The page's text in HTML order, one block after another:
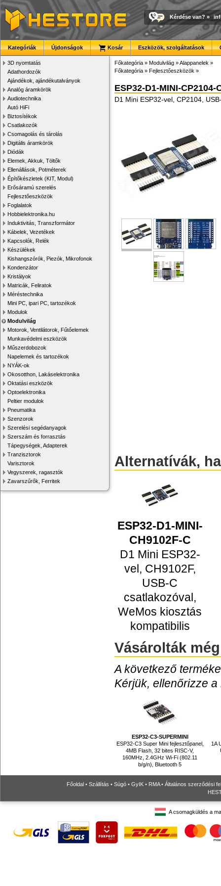
Kérdése van? »
Kategóriák Újdonságok Kosár Eszközök, szolgáltatások
3D nyomtatás
Adathordozók
Ajándékok, ajándékutalványok
Analóg áramkörök
Audiotechnika
Autó HiFi
Biztosítékok
Csatlakozók
Csomagolás és tárolás
Digitális áramkörök
Diódák
Elemek, Akkuk, Töltők
Ellenállások, Potméterek
Építőkészletek (KIT, Modul)
Erősáramú szerelés
Fejlesztőeszközök
Foglalatok
Hobbielektronika.hu
Induktivitás, Transzformátor
Kábelek, Vezetékek
Kapcsolók, Relék
Készülékek
Kishangszórók, Piezók, Mikrofonok
Kondenzátor
Kristályok
Matricák, Feliratok
Méréstechnika
Mini PC, ipari PC, tartozékok
Modulok
Modulvilág
Motorok, Ventilátorok, Fűtőelemek
Munkavédelmi eszközök
Műszerdobozok
Napelemek és tartozékok
NYÁK-ok
Okosotthon, Lakáselektronika
Oktatási eszközök
Optoelektronika
Peltier modulok
Pneumatika
Szenzorok
Szerelési segédanyagok
Szerszám és forrasztás
Tápegységek, Adapterek
Tranzisztorok
Varisztorok
Vegyszerek, ragasztók
Zavarszűrők, Ferritek
Főkategória » Modulvilág »Alappanelek »
Főkategória » Fejlesztőeszközök »
ESP32-D1-MINI-CP2104-
D1 Mini ESP32-vel, CP2104,
Alternatívák,
ESP32-D1-MINI-
CH9102F-C
D1 Mini ESP32-
vel, CH9102F,
USB-C
csatlakozóval,
WeMos kiosztás
kompatibilis
Vásárolták még
A következő
Kérjük, ellenőrizze
ESP32-C3-SUPERMINI
ESP32-C3 Super Mini fejlesztőpanel,
4MB Flash, 32 bites RISC-V,
160MHz, 2.4GHz Wi-Fi (802.11
b/g/n), Bluetooth 5
1A
Főoldal • Szállítás • Súgó • GyIK • RMA• Általános szerződési
A csomagküldés a